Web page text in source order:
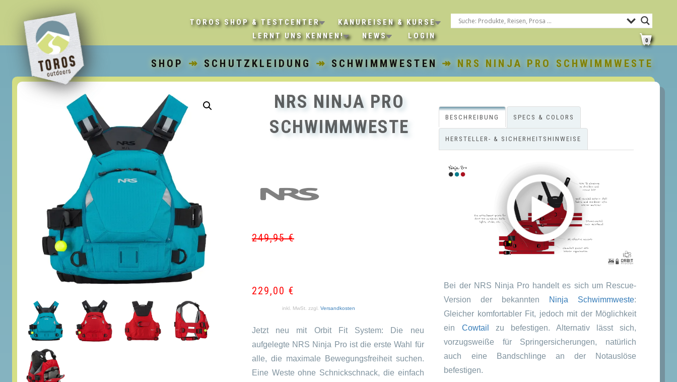
TOROS SHOP & TESTCENTER
KANUREISEN & KURSE
LERNT UNS KENNEN!
NEWS LOGIN
0
SHOP ↠ SCHUTZKLEIDUNG ↠ SCHWIMMWESTEN ↠ NRS NINJA PRO SCHWIMMWESTE
NRS NINJA PRO
SCHWIMMWESTE
249,95€
249,95 €
229,00 €
229,00 €.
inkl. MwSt. zzgl. Versandkosten
Jetzt neu mit Orbit Fit System: Die neu
aufgelegte NRS Ninja Pro ist die erste Wahl für
alle, die maximale Bewegungsfreiheit suchen.
Eine Weste ohne Schnickschnack, die einfach
BESCHREIBUNG SPECS & COLORS
HERSTELLER- & SICHERHEITSHINWEISE
Bei der NRS Ninja Pro handelt es sich um Rescue-
Version der bekannten
Ninja Schwimmweste:
Gleicher komfortabler Fit, jedoch mit der Möglichkeit
ein Cowtail
zu befestigen. Alternativ lässt sich,
vorzugsweiße für Springersicherungen, natürlich
auch eine Bandschlinge an der Notauslöse
befestigen.